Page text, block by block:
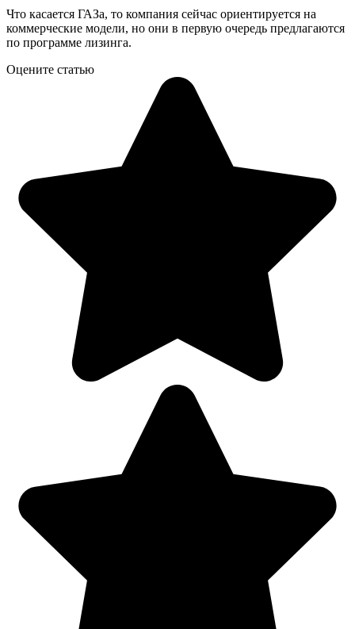
Что касается ГАЗа, то компания сейчас ориентируется на
коммерческие модели, но они в первую очередь предлагаются
по программе лизинга.
Оцените статью